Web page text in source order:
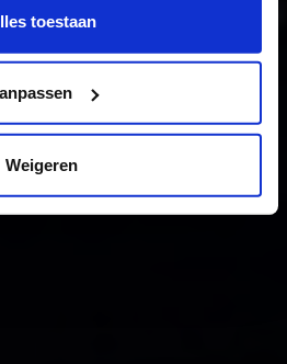
statement-en-
toestaan
Weigeren